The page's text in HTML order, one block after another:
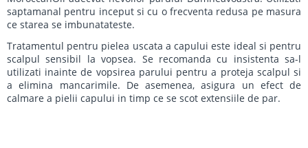
saptamanal pentru inceput si cu o frecventa redusa pe masura
ce starea se imbunatateste.
Tratamentul pentru pielea uscata a capului este ideal si pentru
scalpul sensibil la vopsea. Se recomanda cu insistenta sa-l
utilizati inainte de vopsirea parului pentru a proteja scalpul si
a elimina mancarimile. De asemenea, asigura un efect de
calmare a pielii capului in timp ce se scot extensiile de par.